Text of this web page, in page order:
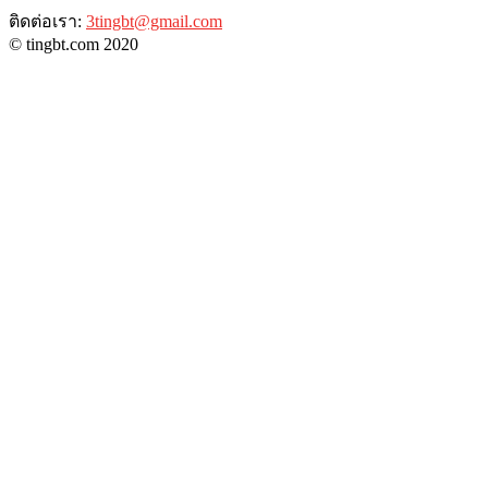
ติดต่อเรา: 3tingbt@gmail.com
© tingbt.com 2020